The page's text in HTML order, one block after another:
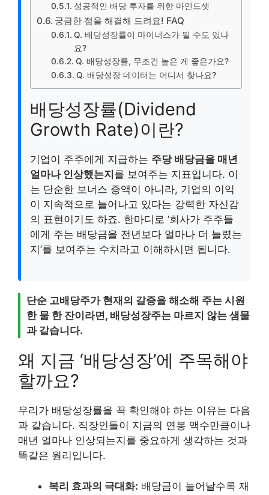
성공적인 배당 투자를 위한 마인드셋
궁금한 점을 해결해 드려요! FAQ
Q. 배당성장률이 마이너스가 될 수도 있나
요?
Q. 배당성장률, 무조건 높은 게 좋은가요?
Q. 배당성장 데이터는 어디서 찾나요?
배당성장률(Dividend
Growth Rate)이란?
기업이 주주에게 지급하는 주당 배당금을 매년
얼마나 인상했는지를 보여주는 지표입니다. 이
는 단순한 보너스 증액이 아니라, 기업의 이익
이 지속적으로 늘어나고 있다는 강력한 자신감
의 표현이기도 하죠. 한마디로 ‘회사가 주주들
에게 주는 배당금을 전년보다 얼마나 더 늘렸는
지’를 보여주는 수치라고 이해하시면 됩니다.
단순 고배당주가 현재의 갈증을 해소해 주는 시원
한 물 한 잔이라면, 배당성장주는 마르지 않는 샘물
과 같습니다.
왜 지금 ‘배당성장’에 주목해야
할까요?
우리가 배당성장률을 꼭 확인해야 하는 이유는 다음
과 같습니다. 직장인들이 지금의 연봉 액수만큼이나
매년 얼마나 인상되는지를 중요하게 생각하는 것과
똑같은 원리입니다.
복리 효과의 극대화: 배당금이 늘어날수록 재